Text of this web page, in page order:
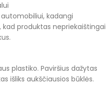
kadangi
produktas nepriekaištingai
plastiko. Paviršius dažytas
išliks aukščiausios būklės.